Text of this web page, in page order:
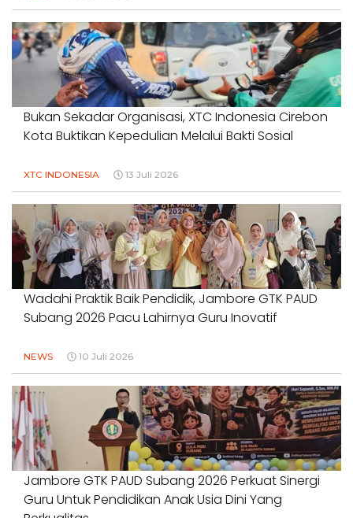
Bukan Sekadar Organisasi, XTC Indonesia Cirebon
Kota Buktikan Kepedulian Melalui Bakti Sosial
XTC INDONESIA 13 Juli 2026
Wadahi Praktik Baik Pendidik, Jambore GTK PAUD
Subang 2026 Pacu Lahirnya Guru Inovatif
NEWS 10 Juli 2026
Jambore GTK PAUD Subang 2026 Perkuat Sinergi
Guru Untuk Pendidikan Anak Usia Dini Yang